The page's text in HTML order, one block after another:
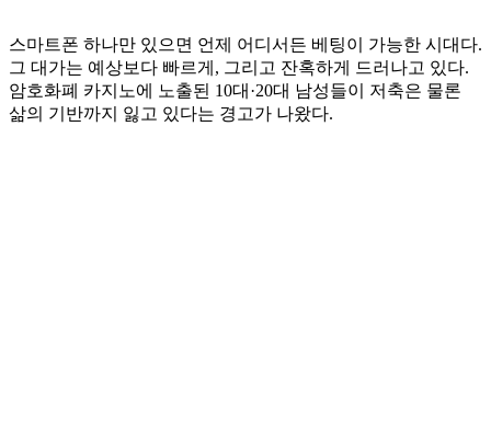
스마트폰 하나만 있으면 언제 어디서든 베팅이 가능한 시대다.
그 대가는 예상보다 빠르게, 그리고 잔혹하게 드러나고 있다.
암호화폐 카지노에 노출된 10대·20대 남성들이 저축은 물론
삶의 기반까지 잃고 있다는 경고가 나왔다.